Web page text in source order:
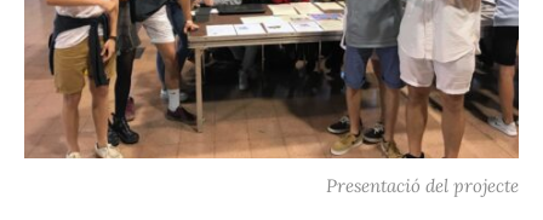
Presentació del projecte